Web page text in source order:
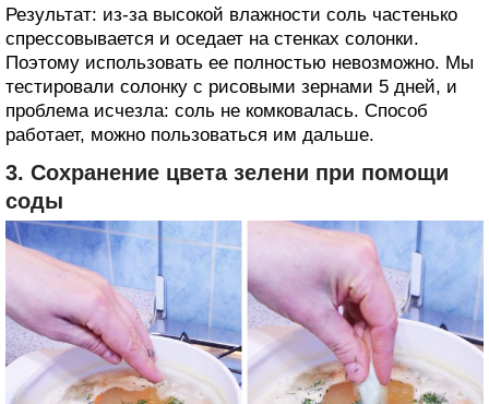
Результат: из-за высокой влажности соль частенько
спрессовывается и оседает на стенках солонки.
Поэтому использовать ее полностью невозможно. Мы
тестировали солонку с рисовыми зернами 5 дней, и
проблема исчезла: соль не комковалась. Способ
работает, можно пользоваться им дальше.
3. Сохранение цвета зелени при помощи
соды